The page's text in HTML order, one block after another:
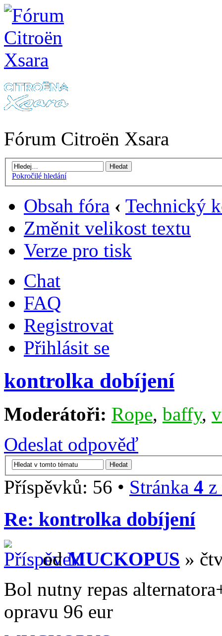
Fórum Citroën Xsara
Pokročilé hledání
Obsah fóra ‹ Technický
Změnit velikost textu
Verze pro tisk
Chat
FAQ
Registrovat
Přihlásit se
kontrolka dobíjení
Moderátoři: Rope, baffy,
Odeslat odpověď
Příspěvků: 56 • Stránka 4 z
Re: kontrolka dobíjení
odMUCKOPUS »
Bol nutny repas
opravu 96 eur